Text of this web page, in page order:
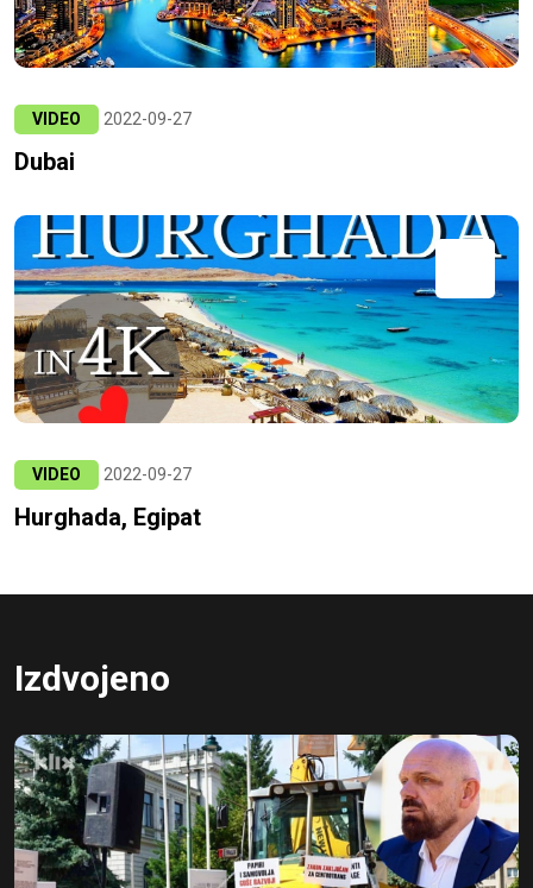
VIDEO 2022-09-27
Dubai
VIDEO 2022-09-27
Hurghada, Egipat
Izdvojeno